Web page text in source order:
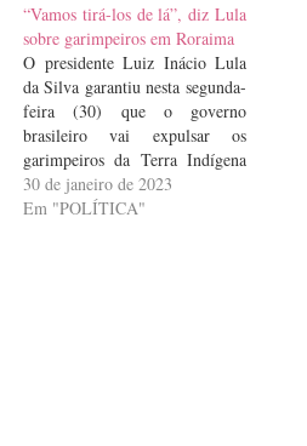
“Vamos tirá-los de lá”, diz Lula
sobre garimpeiros em Roraima
O presidente Luiz Inácio Lula
da Silva garantiu nesta segunda-
feira (30) que o governo
brasileiro vai expulsar os
garimpeiros da Terra Indígena
(TI) Yanomami, em Roraima.
Segundo ele, um decreto foi
30 de janeiro de 2023
Em "POLÍTICA"